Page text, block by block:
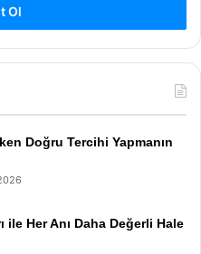
Ol
Doğru Tercihi Yapmanın
ile Her Anı Daha Değerli Hale